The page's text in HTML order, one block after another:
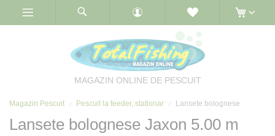
MAGAZIN ONLINE DE PESCUIT
Magazin Pescuit Pescuit la feeder, stationar Lansete bolognese
Lansete bolognese Jaxon 5.00 m